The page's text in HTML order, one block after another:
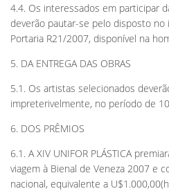
4.4. Os interessados em participar
deverão pautar-se pelo disposto
Portaria R21/2007, disponível na
5. DA ENTREGA DAS OBRAS
5.1. Os artistas selecionados
impreterivelmente, no período de
6. DOS PRÊMIOS
6.1. A XIV UNIFOR PLÁSTICA
viagem à Bienal de Veneza 2007 e
nacional, equivalente a